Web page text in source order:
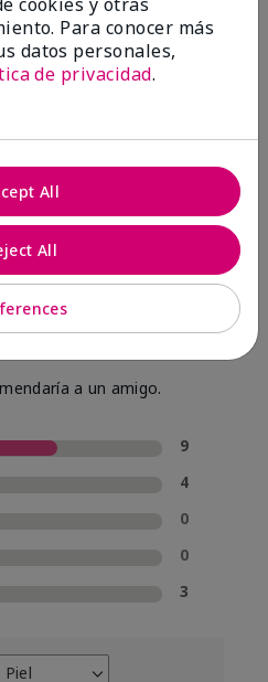
Opinión
a un amigo.
9
4
0
0
3
Para conocer más
datos personales,
de privacidad.
All
All